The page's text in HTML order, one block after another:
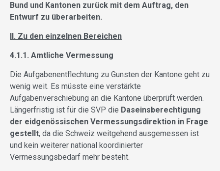
Bund und Kantonen zurück mit dem Auftrag, den
Entwurf zu überarbeiten.
II. Zu den einzelnen Bereichen
4.1.1. Amtliche Vermessung
Die Aufgabenentflechtung zu Gunsten der Kantone geht zu
wenig weit. Es müsste eine verstärkte
Aufgabenverschiebung an die Kantone überprüft werden.
Längerfristig ist für die SVP die Daseinsberechtigung
der eidgenössischen Vermessungsdirektion in Frage
gestellt, da die Schweiz weitgehend ausgemessen ist
und kein weiterer national koordinierter
Vermessungsbedarf mehr besteht.